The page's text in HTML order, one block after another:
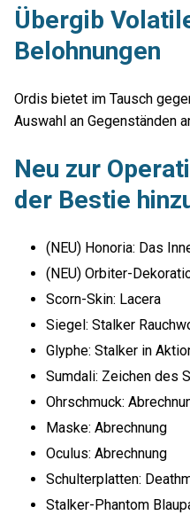
Übergib
Belohnungen
Ordis bietet im Tausch
Auswahl an Gegenständen
Neu zur
der Bestie
(NEU) Honoria: Das
(NEU) Orbiter-
Scorn-Skin: Lacera
Siegel: Stalker
Glyphe: Stalker in
Sumdali: Zeichen des
Ohrschmuck:
Maske: Abrechnung
Oculus: Abrechnung
Schulterplatten:
Stalker-Phantom